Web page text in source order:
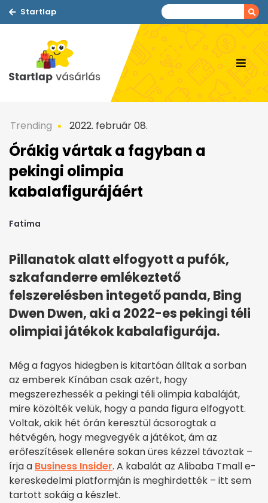
Startlap
Trending 2022. február 08.
Órákig vártak a fagyban a
pekingi olimpia
kabalafigurájáért
Fatima
Pillanatok alatt elfogyott a pufók,
szkafanderre emlékeztető
felszerelésben integető panda, Bing
Dwen Dwen, aki a 2022-es pekingi téli
olimpiai játékok kabalafigurája.
Még a fagyos hidegben is kitartóan álltak a sorban
az emberek Kínában csak azért, hogy
megszerezhessék a pekingi téli olimpia kabaláját,
mire közölték velük, hogy a panda figura elfogyott.
Voltak, akik hét órán keresztül ácsorogtak a
hétvégén, hogy megvegyék a játékot, ám az
erőfeszítések ellenére sokan üres kézzel távoztak –
írja a Business Insider. A kabalát az Alibaba Tmall e-
kereskedelmi platformján is meghirdették – itt sem
tartott sokáig a készlet.